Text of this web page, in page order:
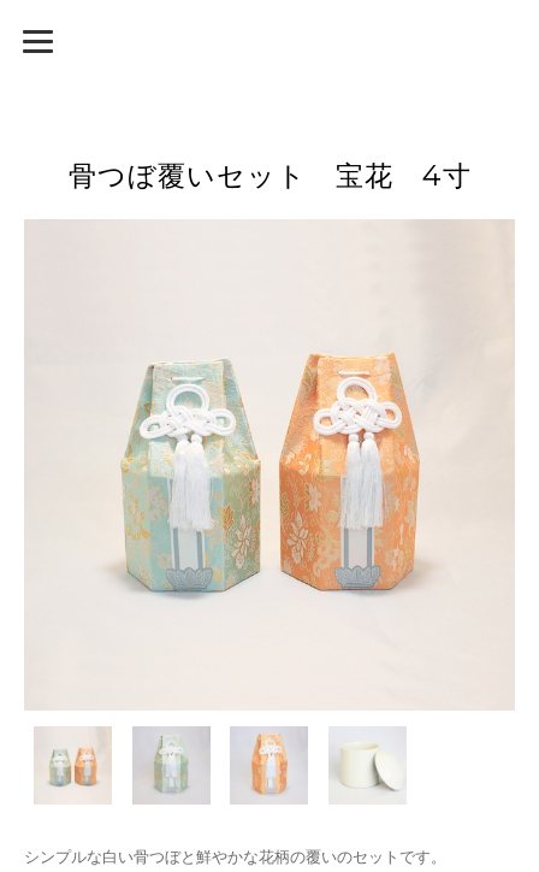
骨つぼ覆いセット 宝花 4寸
シンプルな白い骨つぼと鮮やかな花柄の覆いのセットです。